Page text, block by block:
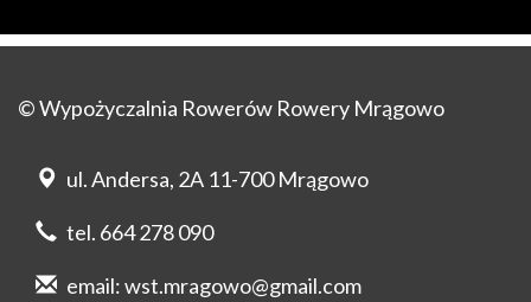
© Wypożyczalnia Rowerów Rowery Mrągowo
ul. Andersa, 2A 11-700 Mrągowo
tel. 664 278 090
email:wst.mragowo@gmail.com